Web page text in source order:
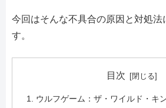
今回はそんな不具合の原因と対処法
す。
目次
ウルフゲーム：ザ・ワイルド・キ